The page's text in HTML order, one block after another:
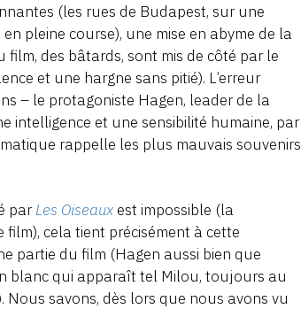
(les rues de Budapest, sur une
pleine course), une mise en abyme de la
film, des bâtards, sont mis de côté par le
et une hargne sans pitié). L’erreur
– le protagoniste Hagen, leader de la
intelligence et une sensibilité humaine, par
rappelle les plus mauvais souvenirs
parLes Oiseauxest impossible (la
cela tient précisément à cette
partie du film (Hagen aussi bien que
blanc qui apparaît tel Milou, toujours au
savons, dès lors que nous avons vu